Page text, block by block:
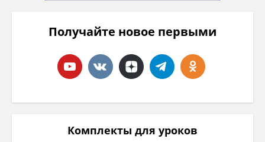
Получайте новое первыми
Комплекты для уроков